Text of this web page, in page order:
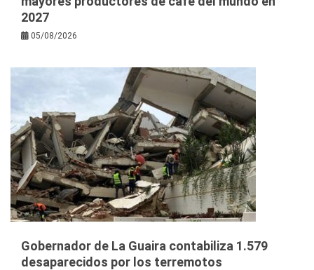
2027
05/08/2026
Gobernador de La Guaira contabiliza 1.579
desaparecidos por los terremotos